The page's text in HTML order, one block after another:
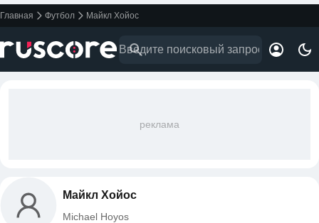
Главная Футбол Майкл Хойос
реклама
Майкл Хойос
Michael Hoyos